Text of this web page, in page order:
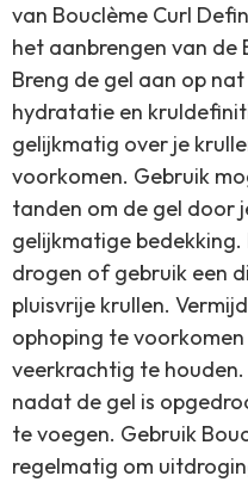
van Bouclème Curl
het aanbrengen van de
Breng de gel aan op
hydratatie en
gelijkmatig over je
voorkomen. Gebruik
tanden om de gel door
gelijkmatige
drogen of gebruik een
pluisvrije krullen.
ophoping te
veerkrachtig te houden.
nadat de gel is
te voegen. Gebruik
regelmatig om